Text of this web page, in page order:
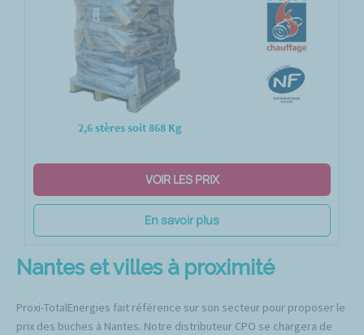
2,6 stères soit 868 Kg
VOIR LES PRIX
En savoir plus
Nantes et villes à proximité
Proxi-TotalEnergies fait référence sur son secteur pour proposer le
prix des buches à Nantes. Notre distributeur CPO se chargera de